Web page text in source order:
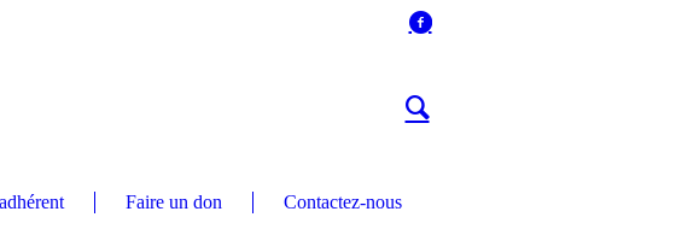
Faire un don Contactez-nous